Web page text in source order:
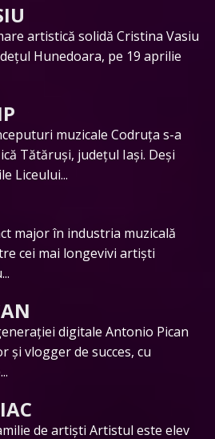
artistică solidă Cristina Vasiu
Hunedoara, pe 19 aprilie
muzicale Codruța s-a
Tătăruși, județul Iași. Deși
Liceului...
major în industria muzicală
cei mai longevivi artiști
digitale Antonio Pican
și vlogger de succes, cu
de artiști Artistul este elev